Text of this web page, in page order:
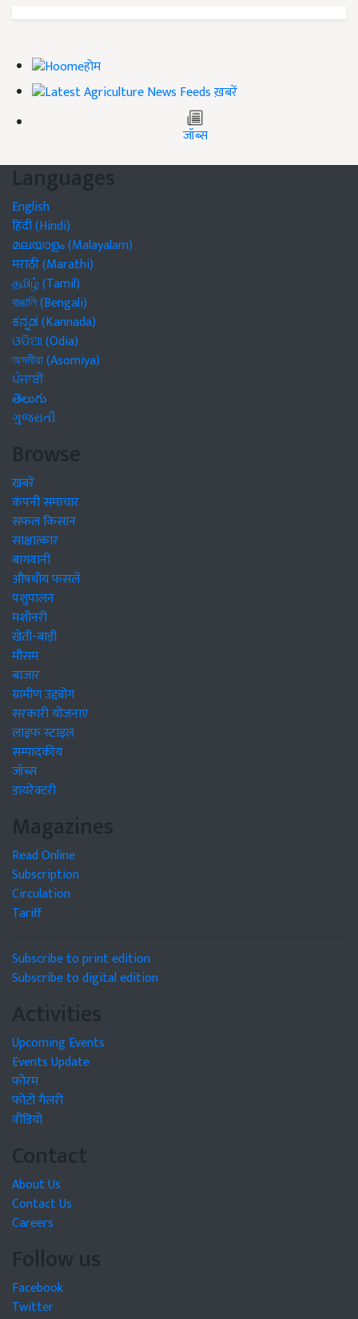
होम
ख़बरें
जॉब्स
Languages
English
हिंदी (Hindi)
മലയാളം (Malayalam)
मराठी (Marathi)
தமிழ் (Tamil)
বাঙালি (Bengali)
ಕನ್ನಡ (Kannada)
ଓଡିଆ (Odia)
অসমীয়া (Asomiya)
ਪੰਜਾਬੀ
తెలుగు
ગુજરાતી
Browse
खबरें
कंपनी समाचार
सफल किसान
साक्षात्कार
बागवानी
औषधीय फसलें
पशुपालन
मशीनरी
खेती-बाड़ी
मौसम
बाजार
ग्रामीण उद्द्योग
सरकारी योजनाएं
लाइफ स्टाइल
सम्पादकीय
जॉब्स
डायरेक्टरी
Magazines
Read Online
Subscription
Circulation
Tariff
Subscribe to print edition
Subscribe to digital edition
Activities
Upcoming Events
Events Update
फोरम
फोटो गैलरी
वीडियो
Contact
About Us
Contact Us
Careers
Follow us
Facebook
Twitter